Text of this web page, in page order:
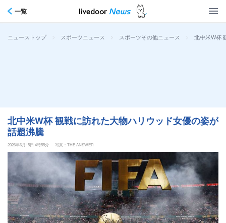
一覧
ニューストップ > スポーツニュース > スポーツその他ニュース > 北中米W杯
北中米W杯 観戦に訪れた大物ハリウッド女優の姿が
話題沸騰
2026年6月15日 4時55分 写真：THE ANSWER